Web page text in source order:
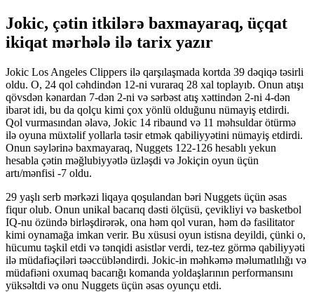
Jokic, çətin itkilərə baxmayaraq, üçqat
ikiqat mərhələ ilə tarix yazır
Jokic Los Angeles Clippers ilə qarşılaşmada kortda 39 dəqiqə təsirli
oldu. O, 24 qol cəhdindən 12-ni vuraraq 28 xal toplayıb. Onun atışı
qövsdən kənardan 7-dən 2-ni və sərbəst atış xəttindən 2-ni 4-dən
ibarət idi, bu da qolçu kimi çox yönlü olduğunu nümayiş etdirdi.
Qol vurmasından əlavə, Jokic 14 ribaund və 11 məhsuldar ötürmə
ilə oyuna müxtəlif yollarla təsir etmək qabiliyyətini nümayiş etdirdi.
Onun səylərinə baxmayaraq, Nuggets 122-126 hesablı yekun
hesabla çətin məğlubiyyətlə üzləşdi və Jokiçin oyun üçün
artı/mənfisi -7 oldu.
29 yaşlı serb mərkəzi liqaya qoşulandan bəri Nuggets üçün əsas
fiqur olub. Onun unikal bacarıq dəsti ölçüsü, çevikliyi və basketbol
IQ-nu özündə birləşdirərək, ona həm qol vuran, həm də fasilitator
kimi oynamağa imkan verir. Bu xüsusi oyun istisna deyildi, çünki o,
hücumu təşkil etdi və tənqidi asistlər verdi, tez-tez görmə qabiliyyəti
ilə müdafiəçiləri təəccübləndirdi. Jokic-in məhkəmə məlumatlılığı və
müdafiəni oxumaq bacarığı komanda yoldaşlarının performansını
yüksəltdi və onu Nuggets üçün əsas oyunçu etdi.